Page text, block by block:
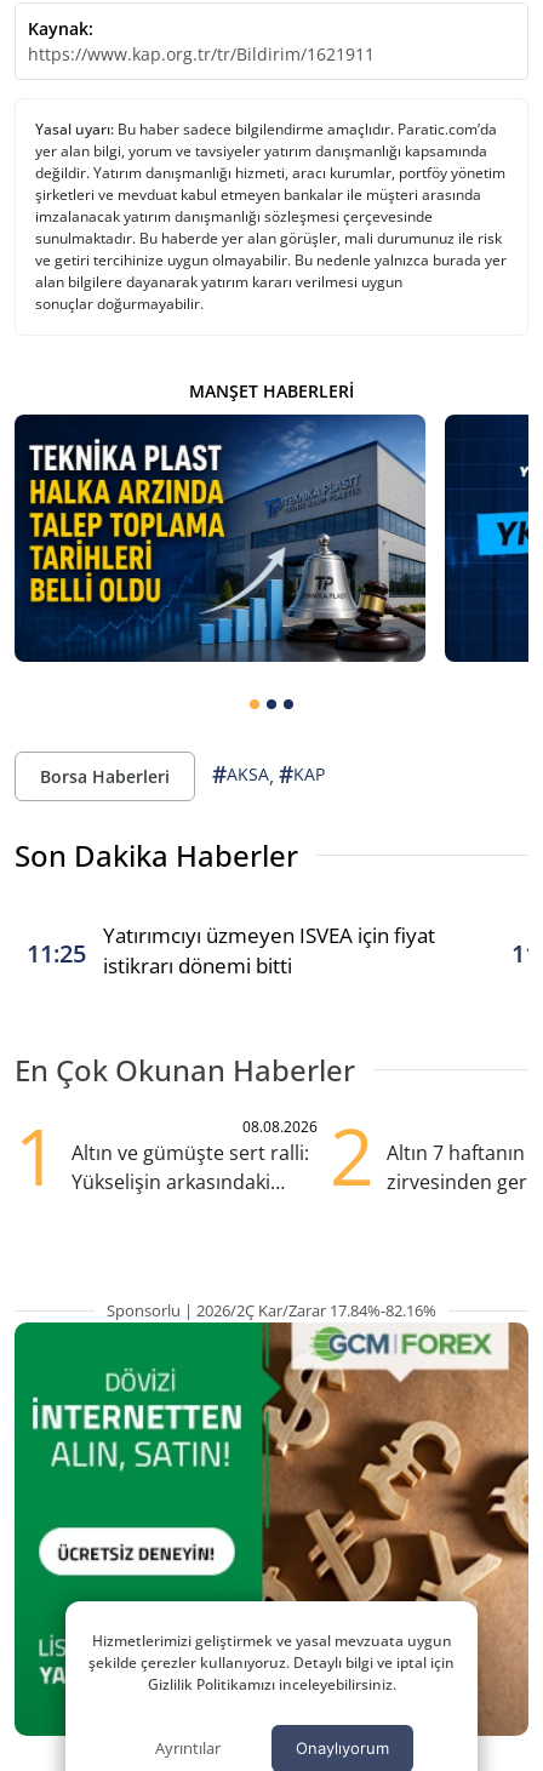
Kaynak:
https://www.kap.org.tr/tr/Bildirim/1621911
Yasal uyarı: Bu haber sadece bilgilendirme amaçlıdır. Paratic.com’da
yer alan bilgi, yorum ve tavsiyeler yatırım danışmanlığı kapsamında
değildir. Yatırım danışmanlığı hizmeti, aracı kurumlar, portföy yönetim
şirketleri ve mevduat kabul etmeyen bankalar ile müşteri arasında
imzalanacak yatırım danışmanlığı sözleşmesi çerçevesinde
sunulmaktadır. Bu haberde yer alan görüşler, mali durumunuz ile risk
ve getiri tercihinize uygun olmayabilir. Bu nedenle yalnızca burada yer
alan bilgilere dayanarak yatırım kararı verilmesi uygun
sonuçlar doğurmayabilir.
MANŞET HABERLERI
Borsa Haberleri #AKSA, #KAP
Son Dakika Haberler
11:25
Yatırımcıyı üzmeyen ISVEA için fiyat
istikrarı dönemi bitti
En Çok Okunan Haberler
1 08.08.2026
Altın ve gümüşte sert ralli:
Yükselişin arkasındaki
2
Altın 7 haftanın
zirvesinden
Sponsorlu | 2026/2Ç Kar/Zarar 17.84%-82.16%
Hizmetlerimizi geliştirmek ve yasal mevzuata uygun
şekilde çerezler kullanıyoruz. Detaylı bilgi ve iptal için
Gizlilik Politikamızı inceleyebilirsiniz.
Ayrıntılar Onaylıyorum